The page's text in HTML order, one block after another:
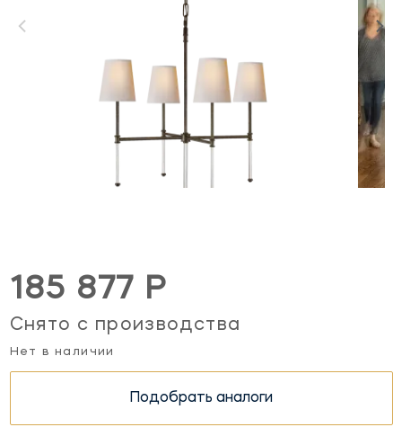
185 877 Р
Снято с производства
Нет в наличии
Подобрать аналоги